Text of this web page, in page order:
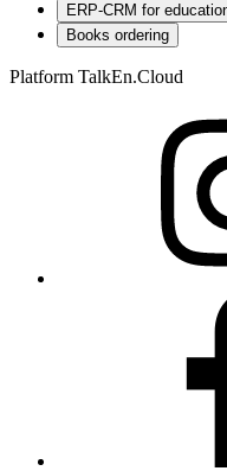
ERP-CRM for
Books ordering
Platform TalkEn.Cloud